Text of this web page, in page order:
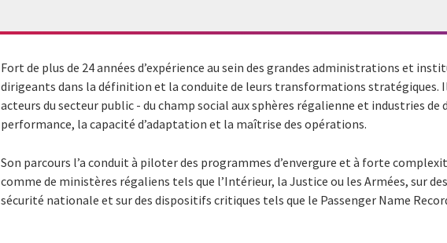
Fort de plus de 24 années d’expérience au sein des grandes administrations et
dirigeants dans la définition et la conduite de leurs transformations stratégiques.
acteurs du secteur public - du champ social aux sphères régalienne et industries
performance, la capacité d’adaptation et la maîtrise des opérations.
Son parcours l’a conduit à piloter des programmes d’envergure et à forte
comme de ministères régaliens tels que l’Intérieur, la Justice ou les Armées, sur
sécurité nationale et sur des dispositifs critiques tels que le Passenger Name